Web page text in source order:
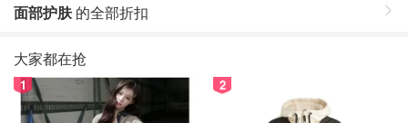
面部护肤的全部折扣
大家都在抢
1 2